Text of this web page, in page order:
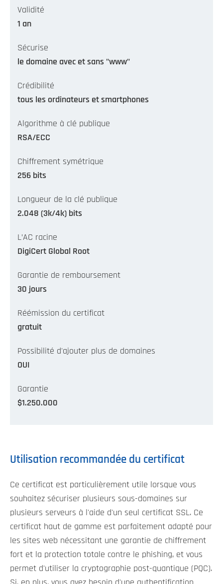
Validité
1 an
Sécurise
le domaine avec et sans "www"
Crédibilité
tous les ordinateurs et smartphones
Algorithme à clé publique
RSA/ECC
Chiffrement symétrique
256 bits
Longueur de la clé publique
2.048 (3k/4k) bits
L’AC racine
DigiCert Global Root
Garantie de remboursement
30 jours
Réémission du certificat
gratuit
Possibilité d'ajouter plus de domaines
OUI
Garantie
$1.250.000
Utilisation recommandée du certificat
Ce certificat est particulièrement utile lorsque vous
souhaitez sécuriser plusieurs sous-domaines sur
plusieurs serveurs à l'aide d'un seul certificat SSL. Ce
certificat haut de gamme est parfaitement adapté pour
les sites web nécessitant une garantie de chiffrement
fort et la protection totale contre le phishing, et vous
permet d'utiliser la cryptographie post-quantique (PQC).